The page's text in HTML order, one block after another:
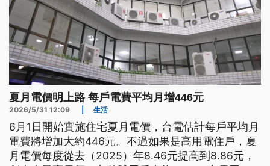
夏月電價明上路 每戶電費平均月增446元
2026/5/31 12:09 生活
6月1日開始實施住宅夏月電價，台電估計每戶平均月
電費將增加大約446元。不過如果是高用電住戶，夏
月電價每度從去（2025）年8.46元提高到8.86元，